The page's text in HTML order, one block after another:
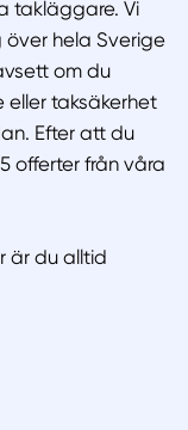
takläggare. Vi
hela Sverige
om du
taksäkerhet
Efter att du
offerter från våra
är du alltid